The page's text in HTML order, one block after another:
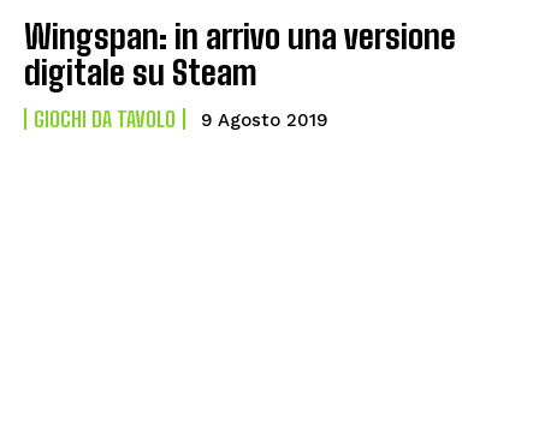
Wingspan: in arrivo una versione
digitale su Steam
GIOCHI DA TAVOLO 9 Agosto 2019